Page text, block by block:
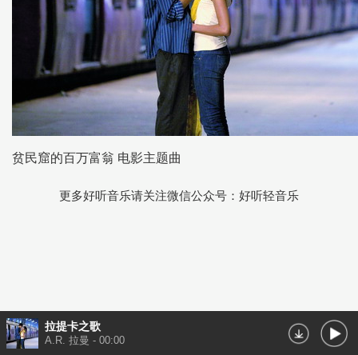
贫民窟的百万富翁 电影主题曲
更多好听音乐请关注微信公众号：好听轻音乐
拉提卡之歌
A.R. 拉曼 - 00:00